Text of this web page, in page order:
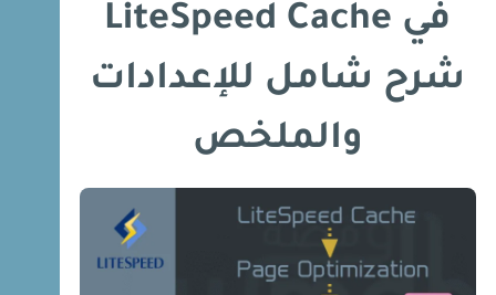
في LiteSpeed Cache
شرح شامل للإعدادات
والملخص